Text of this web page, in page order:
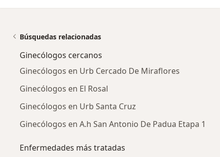
Búsquedas relacionadas
Ginecólogos cercanos
Ginecólogos en Urb Cercado De Miraflores
Ginecólogos en El Rosal
Ginecólogos en Urb Santa Cruz
Ginecólogos en A.h San Antonio De Padua Etapa 1
Enfermedades más tratadas